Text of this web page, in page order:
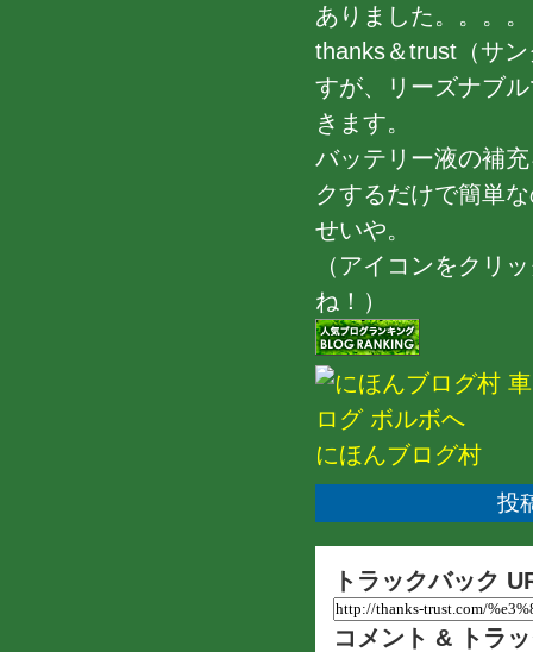
ありました。。。。
thanks＆trust（サ
すが、リーズナブ
きます。
バッテリー液の補
クするだけで簡単
せいや。
（アイコンをクリ
ね！）
にほんブログ村
投
トラックバック
コメント & トラ